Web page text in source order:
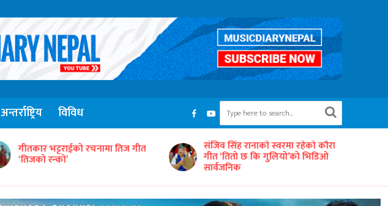
अन्तर्राष्ट्रिय विविध
संजिव सिंह रानाको स्वरमा रहेको कौरा
गीत ‘तितो छ कि गुलियो’को भिडिओ
सार्वजनिक
‘समयको धुनः अधुरो सारङ्गी’ छायाङ्कनको
तयारीमा